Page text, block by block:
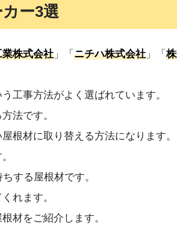
ー3選
株式会社 」「 ニチハ株式会社 」「
工事方法がよく選ばれています。
法です。
根材に取り替える方法になります。
する屋根材です。
れます。
材をご紹介します。